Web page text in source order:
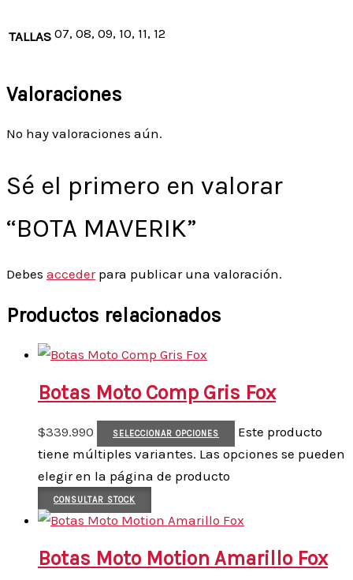
TALLAS 07, 08, 09, 10, 11, 12
Valoraciones
No hay valoraciones aún.
Sé el primero en valorar
“BOTA MAVERIK”
Debes accederpara publicar una valoración.
Productos relacionados
Botas Moto Comp Gris Fox
$339.990 SELECCIONAR OPCIONES
Este producto
tiene múltiples variantes. Las opciones se pueden
elegir en la página de producto
CONSULTAR STOCK
Botas Moto Motion Amarillo Fox